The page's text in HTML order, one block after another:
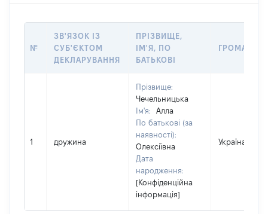
№
ЗВ'ЯЗОК ІЗ
СУБ'ЄКТОМ
ДЕКЛАРУВАННЯ
ПРІЗВИЩЕ,
ІМ'Я, ПО
БАТЬКОВІ
1 дружина
Прізвище:
Чечельницька
Ім'я:
Алла
По батькові (за
наявності):
Олексіївна
Дата
народження:
[Конфіденційна
інформація]
Україна